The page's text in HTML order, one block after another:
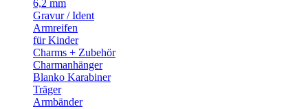
6,2 mm
Gravur / Ident
Armreifen
für Kinder
Charms + Zubehör
Charmanhänger
Blanko Karabiner
Träger
Armbänder